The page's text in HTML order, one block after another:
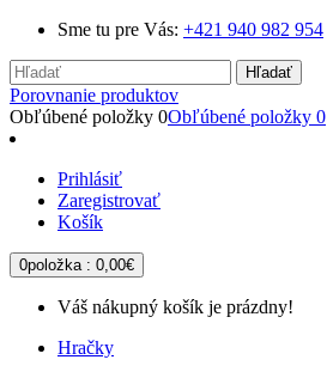
Sme tu pre Vás: +421 940 982 954
Hľadať
Porovnanie produktov
Obľúbené položky 0Obľúbené položky 0
Prihlásiť
Zaregistrovať
Košík
0položka : 0,00€
Váš nákupný košík je prázdny!
Hračky